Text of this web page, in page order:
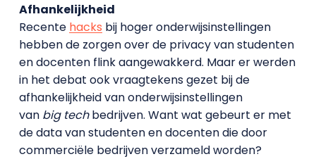
Afhankelijkheid
Recente hacks bij hoger onderwijsinstellingen
hebben de zorgen over de privacy van studenten
en docenten flink aangewakkerd. Maar er werden
in het debat ook vraagtekens gezet bij de
afhankelijkheid van onderwijsinstellingen
van big techbedrijven. Want wat gebeurt er met
de data van studenten en docenten die door
commerciële bedrijven verzameld worden?